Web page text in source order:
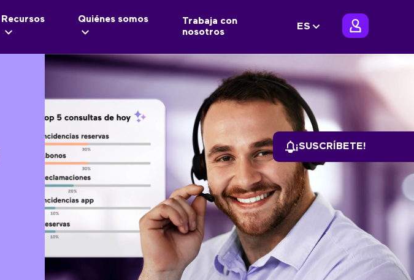
Recursos Quiénes somos
Trabaja con
nosotros
ES
¡SUSCRÍBETE!